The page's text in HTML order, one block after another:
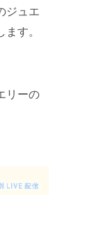
ジュエ
す。
リーの